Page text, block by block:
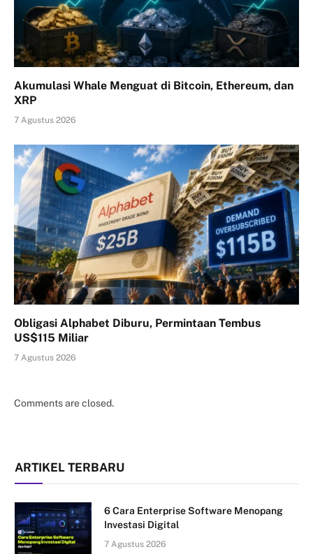
Akumulasi Whale Menguat di Bitcoin, Ethereum, dan
XRP
7 Agustus 2026
Obligasi Alphabet Diburu, Permintaan Tembus
US$115 Miliar
7 Agustus 2026
Comments are closed.
ARTIKEL TERBARU
6 Cara Enterprise Software Menopang
Investasi Digital
7 Agustus 2026